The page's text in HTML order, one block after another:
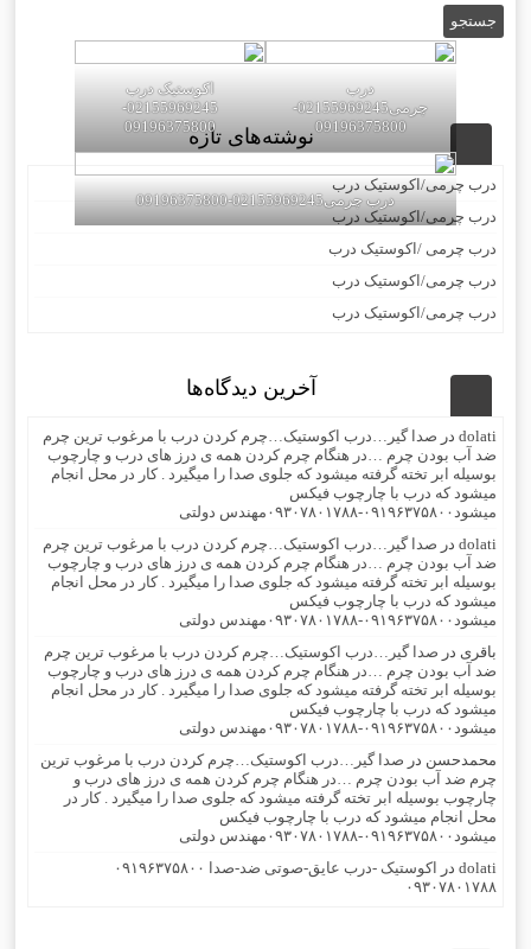
درب
چرمی02155969245-
09196375800
اکوستیک درب
02155969245-
09196375800
درب چرمی02155969245-09196375800
نوشته‌های تازه
درب چرمی/اکوستیک درب
درب چرمی/اکوستیک درب
درب چرمی /اکوستیک درب
درب چرمی/اکوستیک درب
درب چرمی/اکوستیک درب
آخرین دیدگاه‌ها
dolati در صدا گیر…درب اکوستیک…چرم کردن درب با مرغوب ترین چرم
ضد آب بودن چرم …در هنگام چرم کردن همه ی درز های درب و چارچوب
بوسیله ابر تخته گرفته میشود که جلوی صدا را میگیرد . کار در محل انجام
میشود که درب با چارچوب فیکس
میشود۰۹۱۹۶۳۷۵۸۰۰-۰۹۳۰۷۸۰۱۷۸۸مهندس دولتی
dolati در صدا گیر…درب اکوستیک…چرم کردن درب با مرغوب ترین چرم
ضد آب بودن چرم …در هنگام چرم کردن همه ی درز های درب و چارچوب
بوسیله ابر تخته گرفته میشود که جلوی صدا را میگیرد . کار در محل انجام
میشود که درب با چارچوب فیکس
میشود۰۹۱۹۶۳۷۵۸۰۰-۰۹۳۰۷۸۰۱۷۸۸مهندس دولتی
باقری در صدا گیر…درب اکوستیک…چرم کردن درب با مرغوب ترین چرم
ضد آب بودن چرم …در هنگام چرم کردن همه ی درز های درب و چارچوب
بوسیله ابر تخته گرفته میشود که جلوی صدا را میگیرد . کار در محل انجام
میشود که درب با چارچوب فیکس
میشود۰۹۱۹۶۳۷۵۸۰۰-۰۹۳۰۷۸۰۱۷۸۸مهندس دولتی
محمدحسن در صدا گیر…درب اکوستیک…چرم کردن درب با مرغوب ترین
چرم ضد آب بودن چرم …در هنگام چرم کردن همه ی درز های درب و
چارچوب بوسیله ابر تخته گرفته میشود که جلوی صدا را میگیرد . کار در
محل انجام میشود که درب با چارچوب فیکس
میشود۰۹۱۹۶۳۷۵۸۰۰-۰۹۳۰۷۸۰۱۷۸۸مهندس دولتی
dolati در
اکوستیک -درب عایق-صوتی ضد-صدا ۰۹۱۹۶۳۷۵۸۰۰
۰۹۳۰۷۸۰۱۷۸۸